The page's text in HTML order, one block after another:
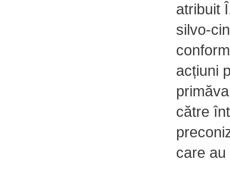
atribuit
silvo-
acțiuni
către
care